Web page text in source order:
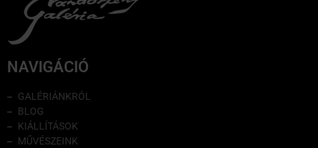
NAVIGÁCIÓ
GALÉRIÁNKRÓL
BLOG
KIÁLLÍTÁSOK
MŰVÉSZEINK